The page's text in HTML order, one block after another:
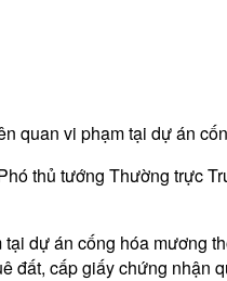
quan vi phạm tại dự án
thủ tướng Thường trực
dự án cống hóa
cấp giấy chứng nhận